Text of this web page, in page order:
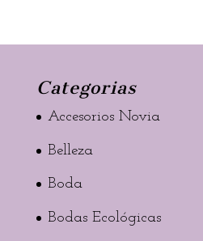
Categorias
Accesorios Novia
Belleza
Boda
Bodas Ecológicas